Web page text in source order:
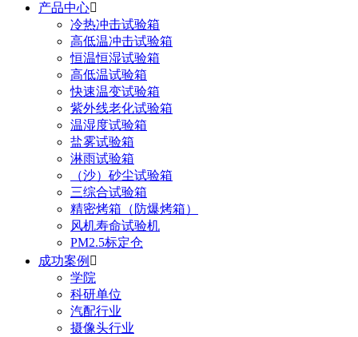
产品中心
冷热冲击试验箱
高低温冲击试验箱
恒温恒湿试验箱
高低温试验箱
快速温变试验箱
紫外线老化试验箱
温湿度试验箱
盐雾试验箱
淋雨试验箱
（沙）砂尘试验箱
三综合试验箱
精密烤箱（防爆烤箱）
风机寿命试验机
PM2.5标定仓
成功案例 
学院
科研单位
汽配行业
摄像头行业